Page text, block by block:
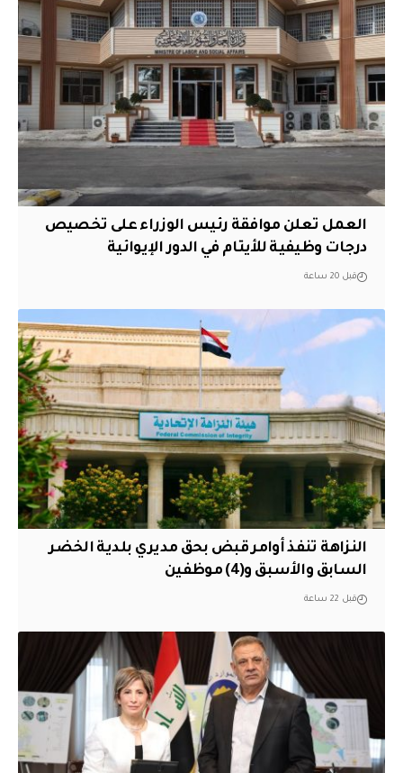
العمل تعلن موافقة رئيس الوزراء على تخصيص
درجات وظيفية للأيتام في الدور الإيوائية
قبل 20 ساعة
النزاهة تنفذ أوامر قبض بحق مديري بلدية الخضر
السابق والأسبق و(4) موظفين
قبل 22 ساعة